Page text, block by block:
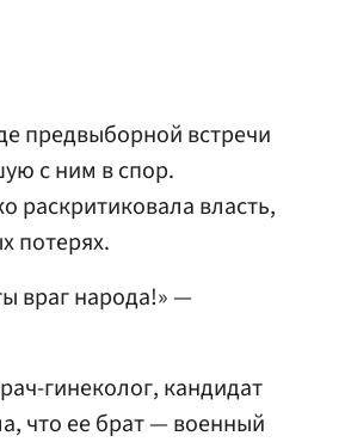
предвыборной встречи
с ним в спор.
раскритиковала власть,
потерях.
враг народа!» —
гинеколог, кандидат
что ее брат — военный